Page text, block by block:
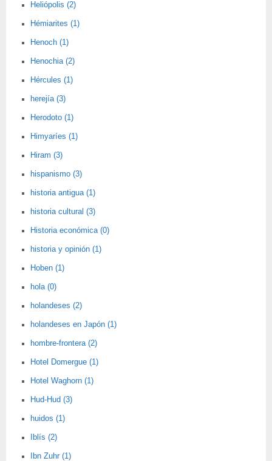
Heliópolis (2)
Hémiarites (1)
Henoch (1)
Henochia (2)
Hércules (1)
herejía (3)
Herodoto (1)
Himyaríes (1)
Hiram (3)
hispanismo (3)
historia antigua (1)
historia cultural (3)
Historia económica (0)
historia y opinión (1)
Hoben (1)
hola (0)
holandeses (2)
holandeses en Japón (1)
hombre-frontera (2)
Hotel Domergue (1)
Hotel Waghorn (1)
Hud-Hud (3)
huidos (1)
Iblís (2)
Ibn Zuhr (1)